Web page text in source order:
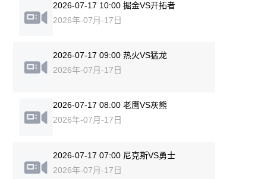
2026-07-17 10:00 掘金VS开拓者
2026年-07月-17日
2026-07-17 09:00 热火VS猛龙
2026年-07月-17日
2026-07-17 08:00 老鹰VS灰熊
2026年-07月-17日
2026-07-17 07:00 尼克斯VS勇士
2026年-07月-17日